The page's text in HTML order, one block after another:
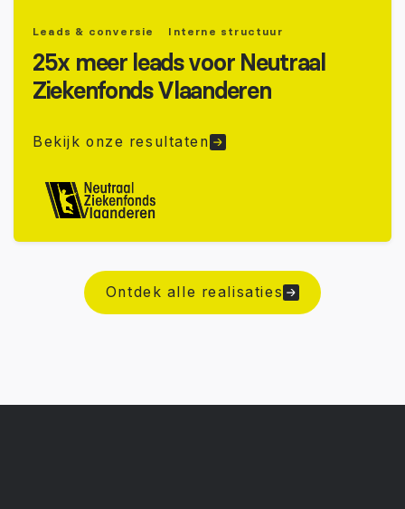
Leads & conversie Interne structuur
25x meer leads voor Neutraal
Ziekenfonds Vlaanderen
Bekijk onze resultaten
Ontdek alle realisaties